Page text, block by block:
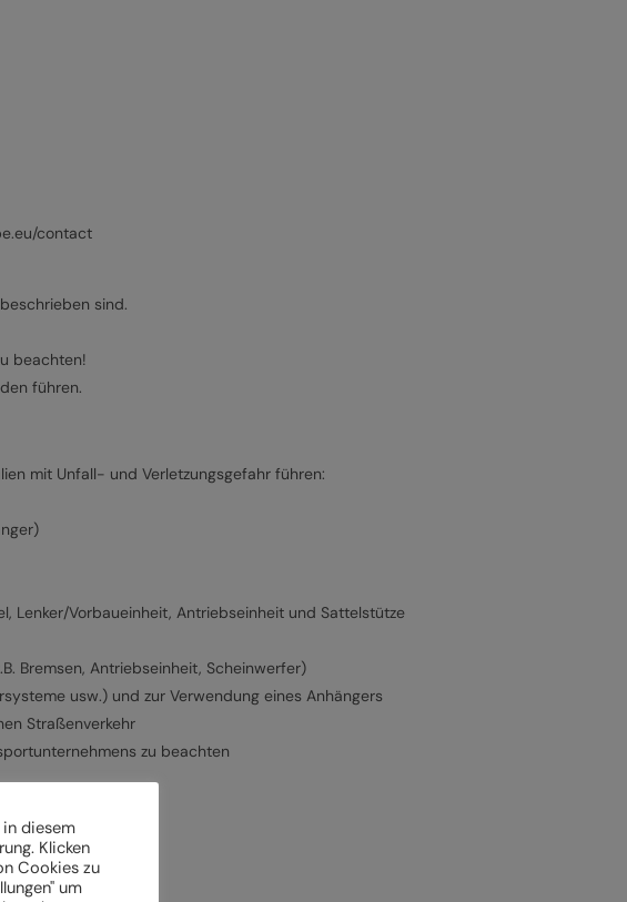
contact
sind.
beachten!
führen.
mit Unfall- und Verletzungsgefahr führen:
Lenker/Vorbaueinheit, Antriebseinheit und Sattelstütze
Bremsen, Antriebseinheit, Scheinwerfer)
usw.) und zur Verwendung eines Anhängers
Straßenverkehr
zu beachten
diesem
Klicken
Cookies zu
um